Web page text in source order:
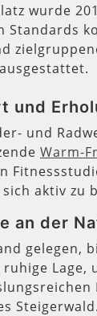
wurde
Standards
ausgestattet.
und
und
Warm-
aktiv zu
an der
gelegen,
Lage,
Steigerwald.